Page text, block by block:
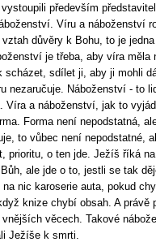
především
Víru a náboženství
důvěry k Bohu, to je
je třeba, aby víra měla
sdílet ji, aby ji mohli
nezaručuje. Náboženství - to
Víra a náboženství, jak to
Forma není nepodstatná,
to vůbec není nepodstatné,
prioritu, o ten jde. Ježíš říká
ale jde o to, jestli se tak
na nic karoserie auta, pokud
knize chybí obsah. A právě
věcech. Takové
Ježíše k smrti.